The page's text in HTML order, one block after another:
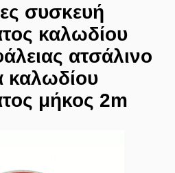
συσκευή
καλωδίου
ατσάλινο
καλωδίου
μήκος 2m